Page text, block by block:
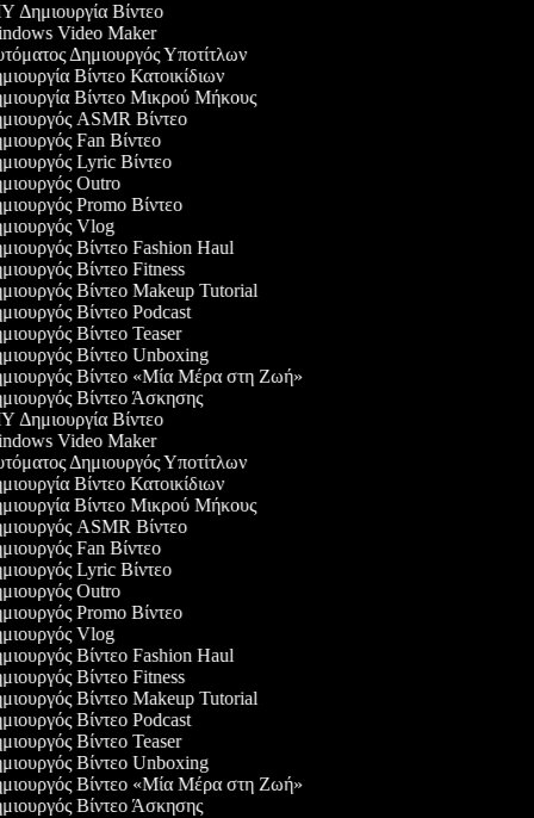
Δημιουργία Βίντεο
Video Maker
Δημιουργός Υποτίτλων
Βίντεο Κατοικίδιων
Βίντεο Μικρού Μήκους
ASMR Βίντεο
Fan Βίντεο
Lyric Βίντεο
Outro
Promo Βίντεο
Vlog
Βίντεο Fashion Haul
Βίντεο Fitness
Βίντεο Makeup Tutorial
Βίντεο Podcast
Βίντεο Teaser
Βίντεο Unboxing
Βίντεο «Μία Μέρα στη Ζωή»
Βίντεο Άσκησης
Δημιουργία Βίντεο
Video Maker
Δημιουργός Υποτίτλων
Βίντεο Κατοικίδιων
Βίντεο Μικρού Μήκους
ASMR Βίντεο
Fan Βίντεο
Lyric Βίντεο
Outro
Promo Βίντεο
Vlog
Βίντεο Fashion Haul
Βίντεο Fitness
Βίντεο Makeup Tutorial
Βίντεο Podcast
Βίντεο Teaser
Βίντεο Unboxing
Βίντεο «Μία Μέρα στη Ζωή»
Βίντεο Άσκησης